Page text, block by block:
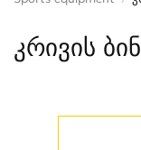
კრივის